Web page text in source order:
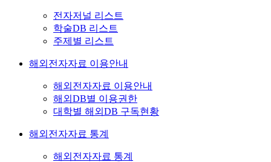
전자저널 리스트
학술DB 리스트
주제별 리스트
해외전자자료 이용안내
해외전자자료 이용안내
해외DB별 이용권한
대학별 해외DB 구독현황
해외전자자료 통계
해외전자자료 통계